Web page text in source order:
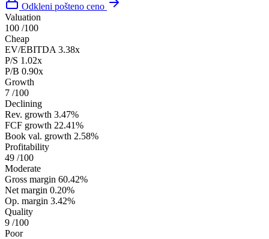
Odkleni pošteno ceno
Valuation
100 /100
Cheap
EV/EBITDA 3.38x
P/S 1.02x
P/B 0.90x
Growth
7 /100
Declining
Rev. growth 3.47%
FCF growth 22.41%
Book val. growth 2.58%
Profitability
49 /100
Moderate
Gross margin 60.42%
Net margin 0.20%
Op. margin 3.42%
Quality
9 /100
Poor